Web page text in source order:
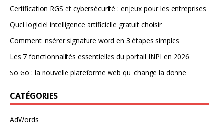
Certification RGS et cybersécurité : enjeux pour les entreprises
Quel logiciel intelligence artificielle gratuit choisir
Comment insérer signature word en 3 étapes simples
Les 7 fonctionnalités essentielles du portail INPI en 2026
So Go : la nouvelle plateforme web qui change la donne
CATÉGORIES
AdWords